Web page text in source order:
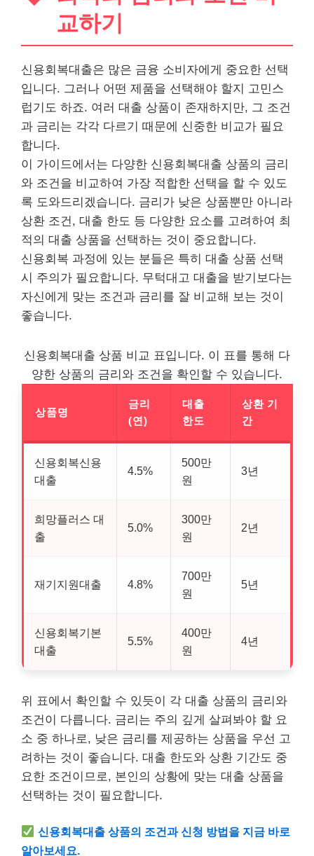
교하기
신용회복대출은 많은 금융 소비자에게 중요한 선택
입니다. 그러나 어떤 제품을 선택해야 할지 고민스
럽기도 하죠. 여러 대출 상품이 존재하지만, 그 조건
과 금리는 각각 다르기 때문에 신중한 비교가 필요
합니다.
이 가이드에서는 다양한 신용회복대출 상품의 금리
와 조건을 비교하여 가장 적합한 선택을 할 수 있도
록 도와드리겠습니다. 금리가 낮은 상품뿐만 아니라
상환 조건, 대출 한도 등 다양한 요소를 고려하여 최
적의 대출 상품을 선택하는 것이 중요합니다.
신용회복 과정에 있는 분들은 특히 대출 상품 선택
시 주의가 필요합니다. 무턱대고 대출을 받기보다는
자신에게 맞는 조건과 금리를 잘 비교해 보는 것이
좋습니다.
신용회복대출 상품 비교 표입니다. 이 표를 통해 다
양한 상품의 금리와 조건을 확인할 수 있습니다.
상품명
금리
(연)
대출
한도
상환 기
간
신용회복신용
대출
4.5%
500만
원
3년
희망플러스 대
출
5.0%
300만
원
2년
재기지원대출 4.8%
700만
원
5년
신용회복기본
대출
5.5%
400만
원
4년
위 표에서 확인할 수 있듯이 각 대출 상품의 금리와
조건이 다릅니다. 금리는 주의 깊게 살펴봐야 할 요
소 중 하나로, 낮은 금리를 제공하는 상품을 우선 고
려하는 것이 좋습니다. 대출 한도와 상환 기간도 중
요한 조건이므로, 본인의 상황에 맞는 대출 상품을
선택하는 것이 필요합니다.
신용회복대출 상품의 조건과 신청 방법을 지금 바로
알아보세요.